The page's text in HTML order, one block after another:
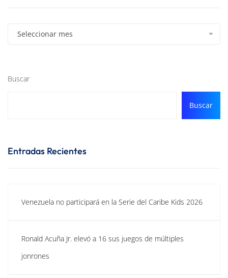
Seleccionar mes
Buscar
Buscar
Entradas Recientes
Venezuela no participará en la Serie del Caribe Kids 2026
Ronald Acuña Jr. elevó a 16 sus juegos de múltiples
jonrones